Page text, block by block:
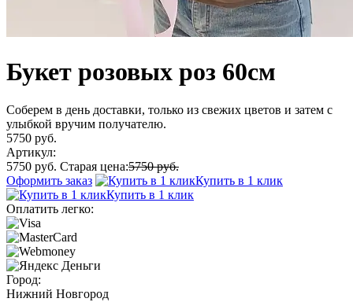
Букет розовых роз 60см
Соберем в день доставки, только из свежих цветов и затем с
улыбкой вручим получателю.
5750 руб.
Артикул:
5750 руб. Старая цена:5750 руб.
Оформить заказ
Купить в 1 клик
Купить в 1 клик
Оплатить легко:
Город:
Нижний Новгород